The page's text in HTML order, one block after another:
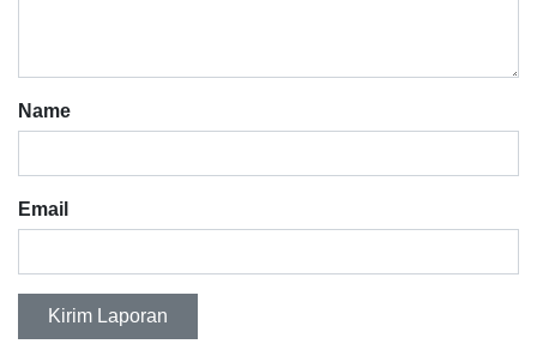
Name
Email
Kirim Laporan